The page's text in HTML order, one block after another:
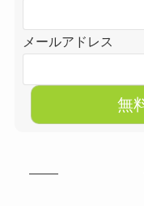
メールアドレス